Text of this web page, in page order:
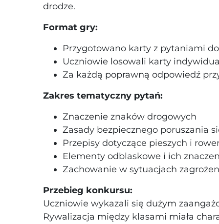
drodze.
Format gry:
Przygotowano karty z pytaniami
Uczniowie losowali karty
Za każdą poprawną odpowiedź
Zakres tematyczny pytań:
Znaczenie znaków drogowych
Zasady bezpiecznego poruszania
Przepisy dotyczące pieszych i
Elementy odblaskowe i ich
Zachowanie w sytuacjach
Przebieg konkursu:
Uczniowie wykazali się dużym
Rywalizacja między klasami miała